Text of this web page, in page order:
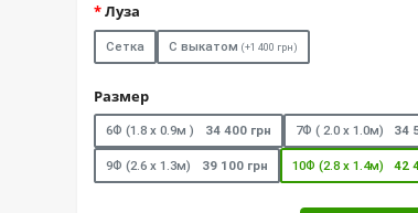
Луза
Сетка С выкатом(+1 400 грн)
Размер
6Ф (1.8 х 0.9м ) 34 400 грн 7Ф ( 2.0 х 1.0м) 34
9Ф (2.6 х 1.3м) 39 100 грн 10Ф (2.8 х 1.4м) 42